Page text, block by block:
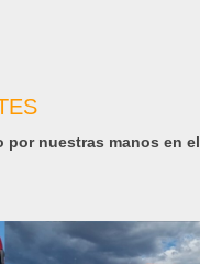
por nuestras manos en el